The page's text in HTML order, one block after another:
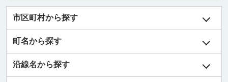
市区町村から探す
町名から探す
沿線名から探す